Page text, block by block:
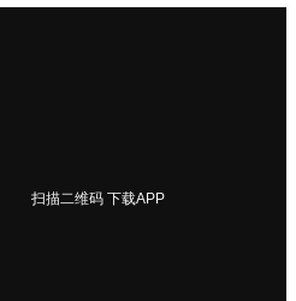
扫描二维码 下载APP